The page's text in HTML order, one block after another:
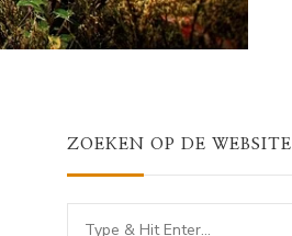
ZOEKEN OP DE WEBSITE
Looking